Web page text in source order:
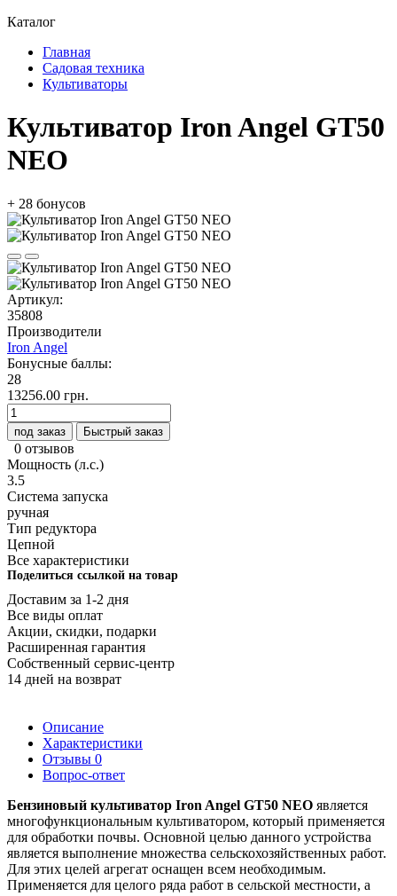
Каталог
Главная
Садовая техника
Культиваторы
Культиватор Iron Angel GT50
NEO
+ 28 бонусов
Артикул:
35808
Производители
Iron Angel
Бонусные баллы:
28
13256.00 грн.
под заказ Быстрый заказ
0 отзывов
Мощность (л.с.)
3.5
Система запуска
ручная
Тип редуктора
Цепной
Все характеристики
Поделиться ссылкой на товар
Доставим за 1-2 дня
Все виды оплат
Акции, скидки, подарки
Расширенная гарантия
Собственный сервис-центр
14 дней на возврат
Описание
Характеристики
Отзывы 0
Вопрос-ответ
Бензиновый культиватор Iron Angel GT50 NEO является
многофункциональным культиватором, который применяется
для обработки почвы. Основной целью данного устройства
является выполнение множества сельскохозяйственных работ.
Для этих целей агрегат оснащен всем необходимым.
Применяется для целого ряда работ в сельской местности, а